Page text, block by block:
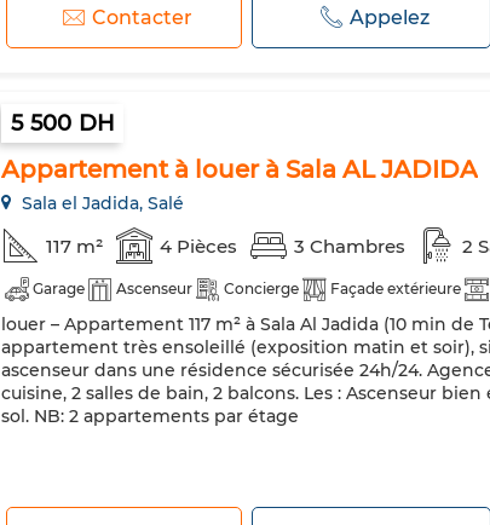
Contacter Appelez
5 500 DH
Appartement à louer à Sala AL JADIDA
Sala el Jadida, Salé
117 m² 4 Pièces 3 Chambres 2
Garage Ascenseur Concierge Façade extérieure
louer – Appartement 117 m² à Sala Al Jadida (10 min de
appartement très ensoleillé (exposition matin et soir),
ascenseur dans une résidence sécurisée 24h/24.
cuisine, 2 salles de bain, 2 balcons. Les : Ascenseur
sol. NB: 2 appartements par étage